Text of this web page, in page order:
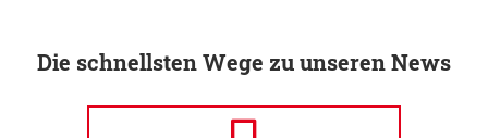
Die schnellsten Wege zu unseren News